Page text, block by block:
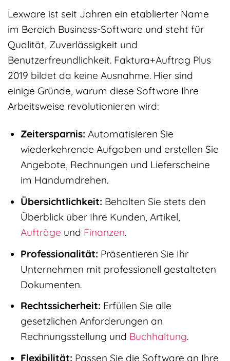
Lexware ist seit Jahren ein etablierter Name
im Bereich Business-Software und steht für
Qualität, Zuverlässigkeit und
Benutzerfreundlichkeit. Faktura+Auftrag Plus
2019 bildet da keine Ausnahme. Hier sind
einige Gründe, warum diese Software Ihre
Arbeitsweise revolutionieren wird:
Zeitersparnis: Automatisieren Sie
wiederkehrende Aufgaben und erstellen Sie
Angebote, Rechnungen und Lieferscheine
im Handumdrehen.
Übersichtlichkeit: Behalten Sie stets den
Überblick über Ihre Kunden, Artikel,
Aufträge und Finanzen.
Professionalität: Präsentieren Sie Ihr
Unternehmen mit professionell gestalteten
Dokumenten.
Rechtssicherheit: Erfüllen Sie alle
gesetzlichen Anforderungen an
Rechnungsstellung und Buchhaltung.
Flexibilität: Passen Sie die Software an Ihre